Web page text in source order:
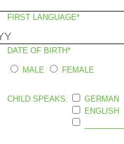
FIRST LANGUAGE*
DATE OF BIRTH*
MALE FEMALE
CHILD SPEAKS:
GERMAN
ENGLISH